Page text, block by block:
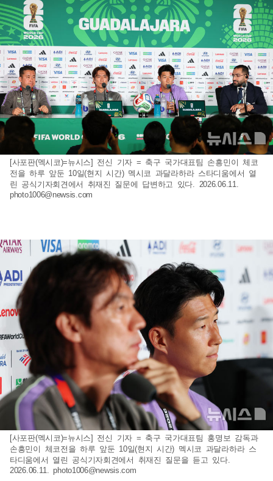
[사포판(멕시코)=뉴시스] 전신 기자 = 축구 국가대표팀 손흥민이 체코
전을 하루 앞둔 10일(현지 시간) 멕시코 과달라하라 스타디움에서 열
린 공식기자회견에서 취재진 질문에 답변하고 있다. 2026.06.11.
photo1006@newsis.com
[사포판(멕시코)=뉴시스] 전신 기자 = 축구 국가대표팀 홍명보 감독과
손흥민이 체코전을 하루 앞둔 10일(현지 시간) 멕시코 과달라하라 스
타디움에서 열린 공식기자회견에서 취재진 질문을 듣고 있다.
2026.06.11.photo1006@newsis.com